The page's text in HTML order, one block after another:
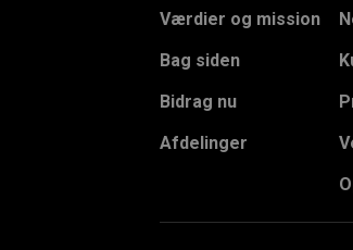
Værdier og mission
Bag siden
Bidrag nu
Afdelinger